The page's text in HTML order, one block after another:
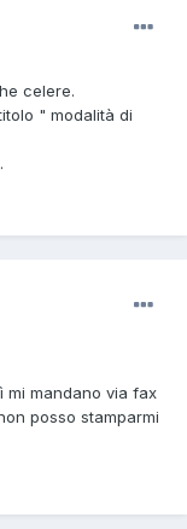
celere.
" modalità di
mi mandano via fax
posso stamparmi